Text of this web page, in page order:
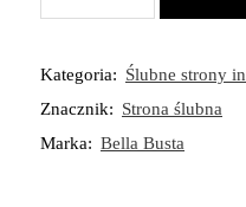
Standard
Kategoria: Ślubne strony
Znacznik: Strona ślubna
Marka: Bella Busta